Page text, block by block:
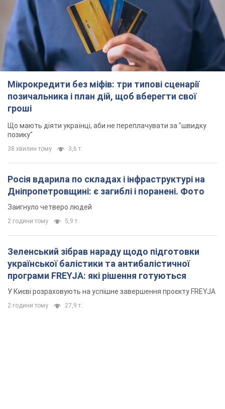
Мікрокредити без міфів: три типові сценарії
позичальника і план дій, щоб вберегти свої
гроші
Що мають діяти українці, аби не переплачувати за "швидку
позику"
38 хвилин тому 3,6 т.
Росія вдарила по складах і інфраструктурі на
Дніпропетровщині: є загиблі і поранені. Фото
Заигнуло четверо людей
2 години тому 5,9 т.
Зеленський зібрав нараду щодо підготовки
української балістики та антибалістичної
програми FREYJA: які рішення готуються
У Києві розраховують на успішне завершення проєкту FREYJA
2 години тому 27,9 т.